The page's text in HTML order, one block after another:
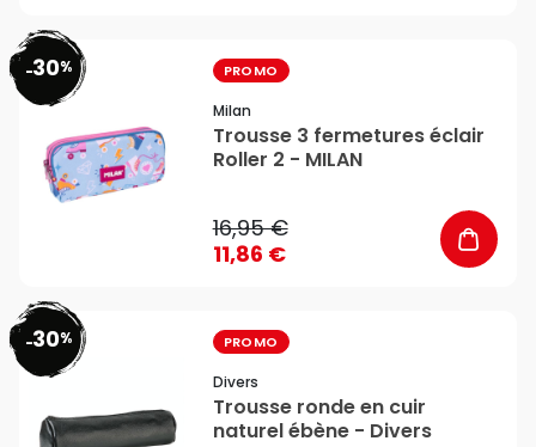
-30% PROMO
Milan
Trousse 3 fermetures éclair
Roller 2 - MILAN
16,95 €
11,86 €
-30% PROMO
Divers
Trousse ronde en cuir
naturel ébène - Divers